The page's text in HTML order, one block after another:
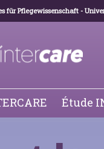
für Pflegewissenschaft -
Étude